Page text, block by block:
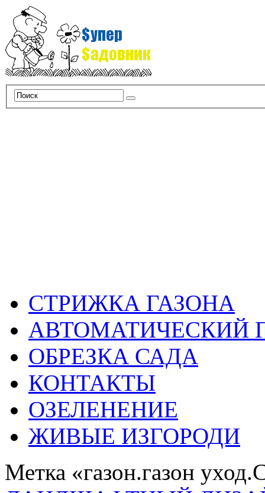
СТРИЖКА ГАЗОНА
АВТОМАТИЧЕСКИЙ
ОБРЕЗКА САДА
КОНТАКТЫ
ОЗЕЛЕНЕНИЕ
ЖИВЫЕ ИЗГОРОДИ
Метка «газон.газон